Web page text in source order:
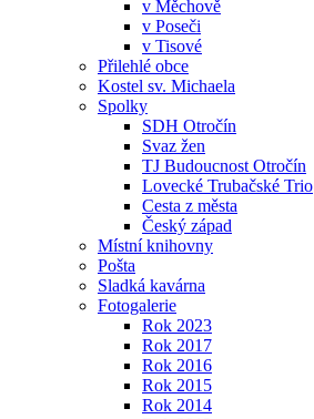
v Měchově
v Poseči
v Tisové
Přilehlé obce
Kostel sv. Michaela
Spolky
SDH Otročín
Svaz žen
TJ Budoucnost Otročín
Lovecké Trubačské Trio
Cesta z města
Český západ
Místní knihovny
Pošta
Sladká kavárna
Fotogalerie
Rok 2023
Rok 2017
Rok 2016
Rok 2015
Rok 2014